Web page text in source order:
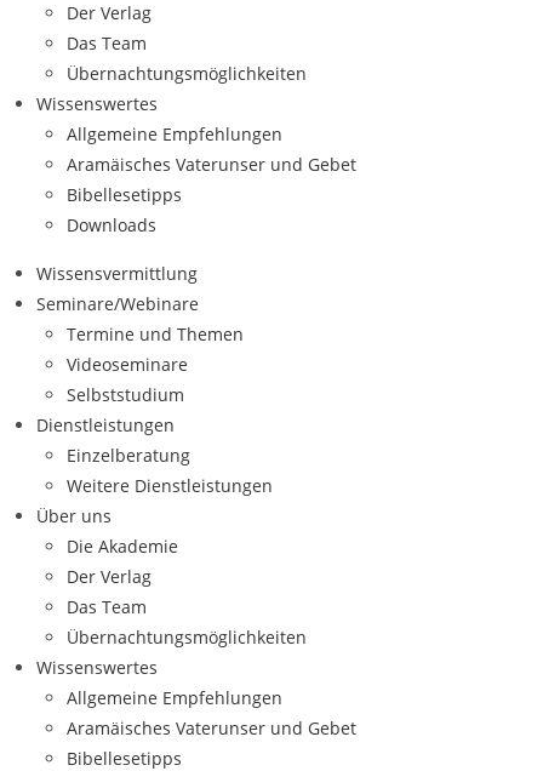
Der Verlag
Das Team
Übernachtungsmöglichkeiten
Wissenswertes
Allgemeine Empfehlungen
Aramäisches Vaterunser und Gebet
Bibellesetipps
Downloads
Wissensvermittlung
Seminare/Webinare
Termine und Themen
Videoseminare
Selbststudium
Dienstleistungen
Einzelberatung
Weitere Dienstleistungen
Über uns
Die Akademie
Der Verlag
Das Team
Übernachtungsmöglichkeiten
Wissenswertes
Allgemeine Empfehlungen
Aramäisches Vaterunser und Gebet
Bibellesetipps